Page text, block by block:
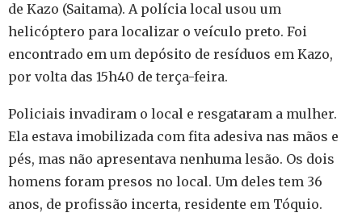
de Kazo (Saitama). A polícia local usou um
helicóptero para localizar o veículo preto. Foi
encontrado em um depósito de resíduos em Kazo,
por volta das 15h40 de terça-feira.
Policiais invadiram o local e resgataram a mulher.
Ela estava imobilizada com fita adesiva nas mãos e
pés, mas não apresentava nenhuma lesão. Os dois
homens foram presos no local. Um deles tem 36
anos, de profissão incerta, residente em Tóquio.